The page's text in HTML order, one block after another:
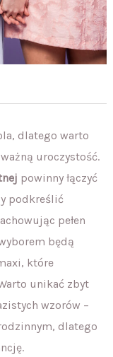
dlatego warto
uroczystość.
powinny łączyć
podkreślić
pełen
będą
które
unikać zbyt
wzorów –
dlatego